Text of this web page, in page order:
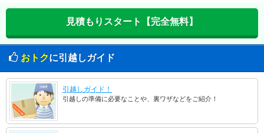
おトクに引越しガイド
引越しガイド！
引越しの準備に必要なことや、裏ワザなどをご紹介！